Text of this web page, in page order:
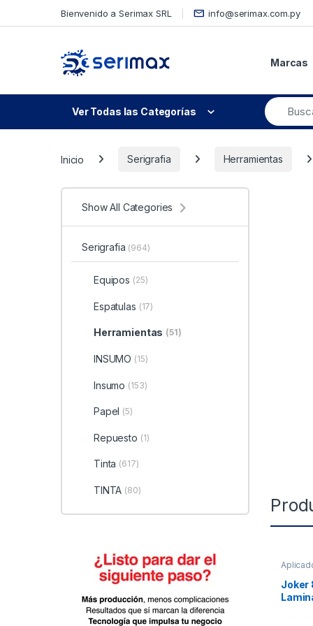
Bienvenido a Serimax SRL info@serimax.com.py
Marcas
Ver Todas las Categorías
Inicio Serigrafia Herramientas
Joker
Show All Categories
Serigrafia (964)
Equipos (25)
Espatulas (17)
Herramientas (51)
INSUMO (15)
Insumo (153)
Papel (5)
Repuesto (1)
Tinta (617)
TINTA (80)